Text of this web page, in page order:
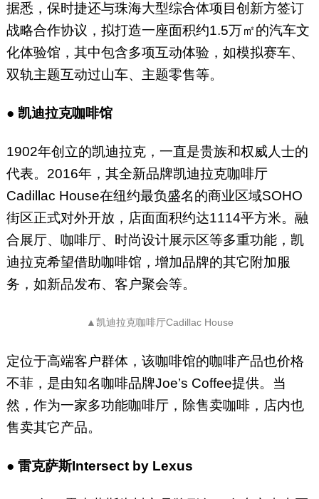
据悉，保时捷还与珠海大型综合体项目创新方签订
战略合作协议，拟打造一座面积约1.5万㎡的汽车文
化体验馆，其中包含多项互动体验，如模拟赛车、
双轨主题互动过山车、主题零售等。
● 凯迪拉克咖啡馆
1902年创立的凯迪拉克，一直是贵族和权威人士的
代表。2016年，其全新品牌凯迪拉克咖啡厅
Cadillac House在纽约最负盛名的商业区域SOHO
街区正式对外开放，店面面积约达1114平方米。融
合展厅、咖啡厅、时尚设计展示区等多重功能，凯
迪拉克希望借助咖啡馆，增加品牌的其它附加服
务，如新品发布、客户聚会等。
▲凯迪拉克咖啡厅Cadillac House
定位于高端客户群体，该咖啡馆的咖啡产品也价格
不菲，是由知名咖啡品牌Joe’s Coffee提供。当
然，作为一家多功能咖啡厅，除售卖咖啡，店内也
售卖其它产品。
● 雷克萨斯Intersect by Lexus